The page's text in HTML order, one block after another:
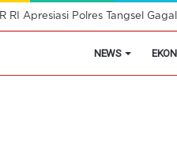
RI Apresiasi Polres Tangsel
NEWS